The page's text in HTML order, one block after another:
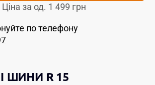
Ціна за од. 1 499 грн
по телефону
ШИНИ R 15